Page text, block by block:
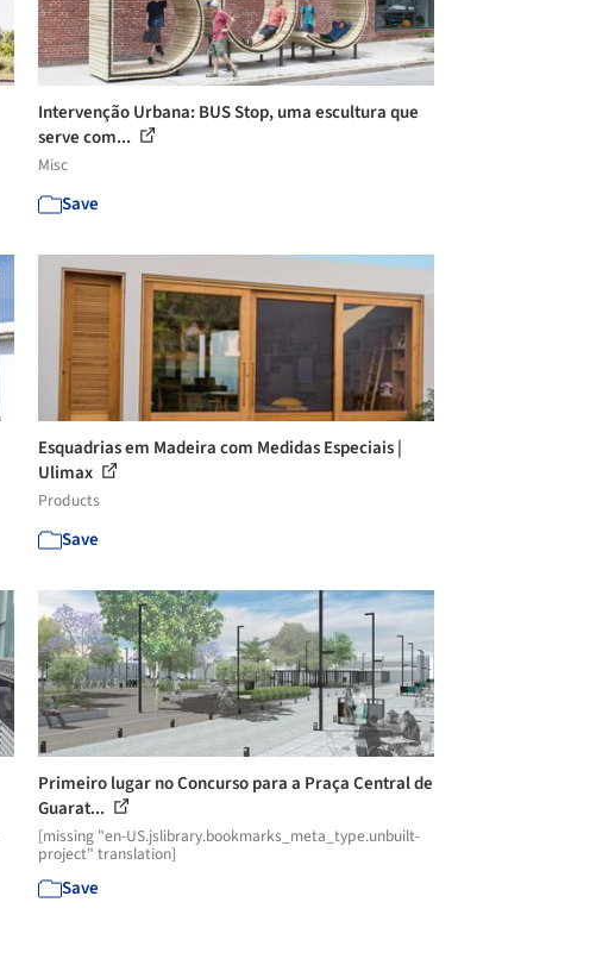
Intervenção Urbana: BUS Stop, uma escultura que
serve com...
Misc
Save
Esquadrias em Madeira com Medidas Especiais |
Ulimax
Products
Save
Primeiro lugar no Concurso para a Praça Central de
Guarat...
[missing "en-US.jslibrary.bookmarks_meta_type.unbuilt-
project" translation]
Save